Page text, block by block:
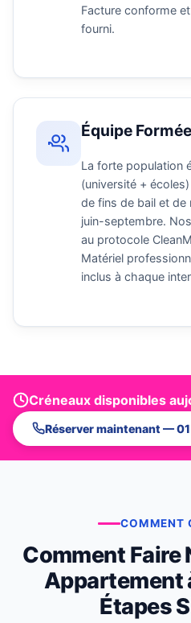
Facture conforme
fourni.
Équipe
La forte population
(université +
de fins de bail et
juin-septembre.
au protocole
Matériel
inclus à chaque
Créneaux disponibles
Réserver maintenant —
COMMENT
Comment Faire
Appartement
Étapes